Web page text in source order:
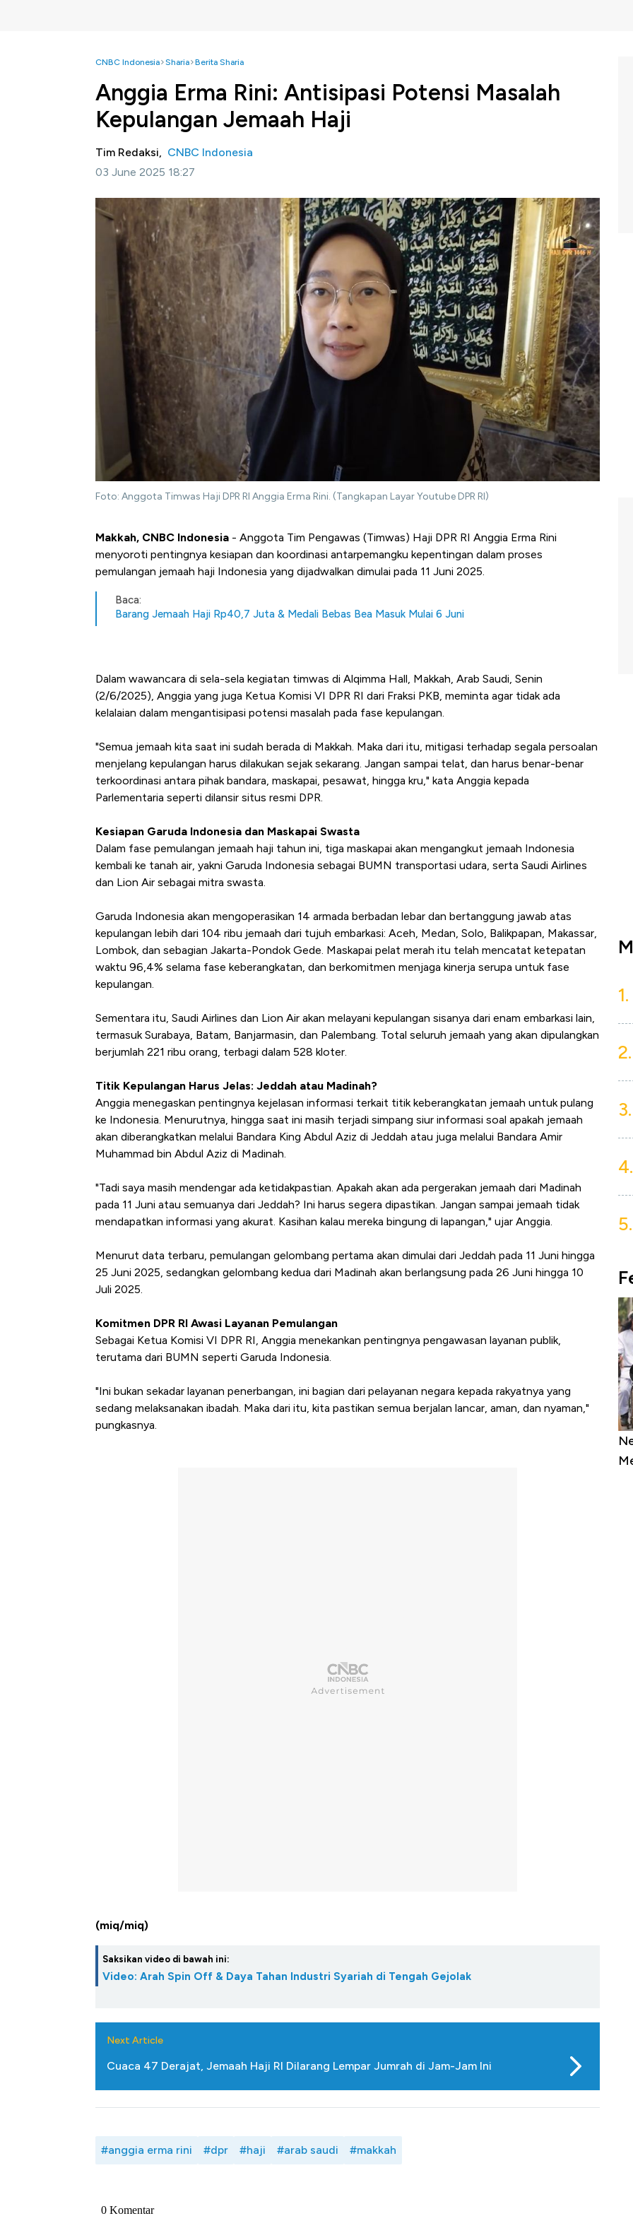
CNBC Indonesia Sharia Berita Sharia
Anggia Erma Rini: Antisipasi Potensi Masalah
Kepulangan Jemaah Haji
Tim Redaksi, CNBC Indonesia
03 June 2025 18:27
Foto: Anggota Timwas Haji DPR RI Anggia Erma Rini. (Tangkapan Layar Youtube DPR RI)
Makkah, CNBC Indonesia - Anggota Tim Pengawas (Timwas) Haji DPR RI Anggia Erma Rini
menyoroti pentingnya kesiapan dan koordinasi antarpemangku kepentingan dalam proses
pemulangan jemaah haji Indonesia yang dijadwalkan dimulai pada 11 Juni 2025.
Baca:
Barang Jemaah Haji Rp40,7 Juta & Medali Bebas Bea Masuk Mulai 6 Juni
Dalam wawancara di sela-sela kegiatan timwas di Alqimma Hall, Makkah, Arab Saudi, Senin
(2/6/2025), Anggia yang juga Ketua Komisi VI DPR RI dari Fraksi PKB, meminta agar tidak ada
kelalaian dalam mengantisipasi potensi masalah pada fase kepulangan.
"Semua jemaah kita saat ini sudah berada di Makkah. Maka dari itu, mitigasi terhadap segala persoalan
menjelang kepulangan harus dilakukan sejak sekarang. Jangan sampai telat, dan harus benar-benar
terkoordinasi antara pihak bandara, maskapai, pesawat, hingga kru," kata Anggia kepada
Parlementaria seperti dilansir situs resmi DPR.
Kesiapan Garuda Indonesia dan Maskapai Swasta
Dalam fase pemulangan jemaah haji tahun ini, tiga maskapai akan mengangkut jemaah Indonesia
kembali ke tanah air, yakni Garuda Indonesia sebagai BUMN transportasi udara, serta Saudi Airlines
dan Lion Air sebagai mitra swasta.
Garuda Indonesia akan mengoperasikan 14 armada berbadan lebar dan bertanggung jawab atas
kepulangan lebih dari 104 ribu jemaah dari tujuh embarkasi: Aceh, Medan, Solo, Balikpapan, Makassar,
Lombok, dan sebagian Jakarta-Pondok Gede. Maskapai pelat merah itu telah mencatat ketepatan
waktu 96,4% selama fase keberangkatan, dan berkomitmen menjaga kinerja serupa untuk fase
kepulangan.
Sementara itu, Saudi Airlines dan Lion Air akan melayani kepulangan sisanya dari enam embarkasi lain,
termasuk Surabaya, Batam, Banjarmasin, dan Palembang. Total seluruh jemaah yang akan dipulangkan
berjumlah 221 ribu orang, terbagi dalam 528 kloter.
Titik Kepulangan Harus Jelas: Jeddah atau Madinah?
Anggia menegaskan pentingnya kejelasan informasi terkait titik keberangkatan jemaah untuk pulang
ke Indonesia. Menurutnya, hingga saat ini masih terjadi simpang siur informasi soal apakah jemaah
akan diberangkatkan melalui Bandara King Abdul Aziz di Jeddah atau juga melalui Bandara Amir
Muhammad bin Abdul Aziz di Madinah.
"Tadi saya masih mendengar ada ketidakpastian. Apakah akan ada pergerakan jemaah dari Madinah
pada 11 Juni atau semuanya dari Jeddah? Ini harus segera dipastikan. Jangan sampai jemaah tidak
mendapatkan informasi yang akurat. Kasihan kalau mereka bingung di lapangan," ujar Anggia.
Menurut data terbaru, pemulangan gelombang pertama akan dimulai dari Jeddah pada 11 Juni hingga
25 Juni 2025, sedangkan gelombang kedua dari Madinah akan berlangsung pada 26 Juni hingga 10
Juli 2025.
Komitmen DPR RI Awasi Layanan Pemulangan
Sebagai Ketua Komisi VI DPR RI, Anggia menekankan pentingnya pengawasan layanan publik,
terutama dari BUMN seperti Garuda Indonesia.
"Ini bukan sekadar layanan penerbangan, ini bagian dari pelayanan negara kepada rakyatnya yang
sedang melaksanakan ibadah. Maka dari itu, kita pastikan semua berjalan lancar, aman, dan nyaman,"
pungkasnya.
(miq/miq)
Saksikan video di bawah ini:
Video: Arah Spin Off & Daya Tahan Industri Syariah di Tengah Gejolak
Next Article
Cuaca 47 Derajat, Jemaah Haji RI Dilarang Lempar Jumrah di Jam-Jam Ini
#anggia erma rini #dpr #haji #arab saudi #makkah
1.
2.
3.
4.
5.